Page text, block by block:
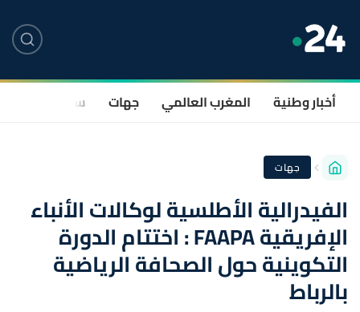
أخبار وطنية المغرب العالمي جهات سياسة
جهات
الفيدرالية الأطلسية لوكالات الأنباء
الإفريقية FAAPA : اختتام الدورة
التكوينية حول الصحافة الرياضية
بالرباط